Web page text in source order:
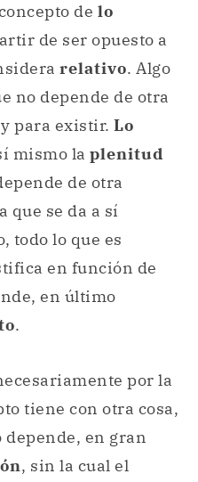
de lo
de ser opuesto a
relativo. Algo
no depende de otra
para existir. Lo
mismo la plenitud
de otra
que se da a sí
todo lo que es
en función de
en último
.
por la
tiene con otra cosa,
en gran
, sin la cual el